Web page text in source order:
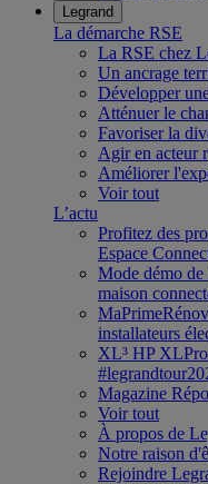
Legrand
La démarche RSE
La RSE chez
Un ancrage
Développer
Atténuer le
Favoriser la
Agir en acteur
Améliorer
Voir tout
L’actu
Profitez des
Espace
Mode démo
maison
installateurs
XL³ HP
Magazine
Voir tout
À propos de
Notre raison
Rejoindre